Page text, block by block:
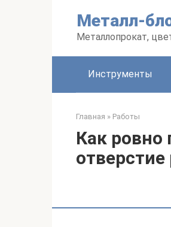
Металл-
Металлопрокат,
Инструменты
Главная » Работы
Как ровно